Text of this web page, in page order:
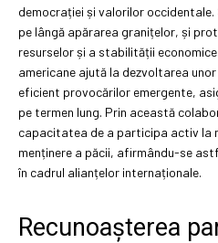
democrației și valorilor
pe lângă apărarea granițelor, și
resurselor și a stabilității
americane ajută la dezvoltarea
eficient provocărilor emergente,
pe termen lung. Prin această
capacitatea de a participa activ la
menținere a păcii, afirmându-se
în cadrul alianțelor internaționale.
Recunoașterea